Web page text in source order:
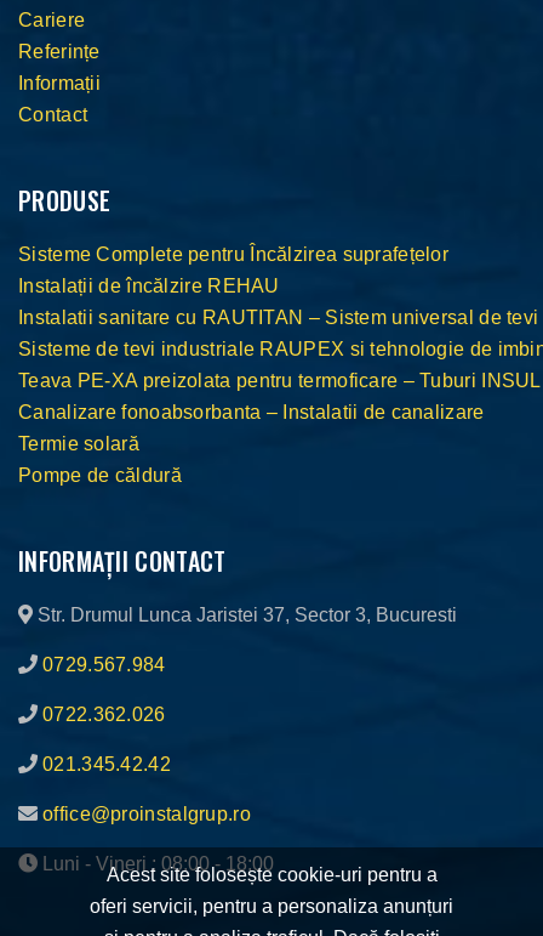
Cariere
Referințe
Informații
Contact
PRODUSE
Sisteme Complete pentru Încălzirea suprafețelor
Instalații de încălzire REHAU
Instalatii sanitare cu RAUTITAN – Sistem universal de tevi
Sisteme de tevi industriale RAUPEX si tehnologie de
Teava PE-XA preizolata pentru termoficare – Tuburi
Canalizare fonoabsorbanta – Instalatii de canalizare
Termie solară
Pompe de căldură
INFORMAȚII CONTACT
Str. Drumul Lunca Jaristei 37, Sector 3, Bucuresti
0729.567.984
0722.362.026
021.345.42.42
office@proinstalgrup.ro
Luni - Vineri : 08:00 - 18:00
Acest site folosește cookie-uri pentru a
oferi servicii, pentru a personaliza anunțuri